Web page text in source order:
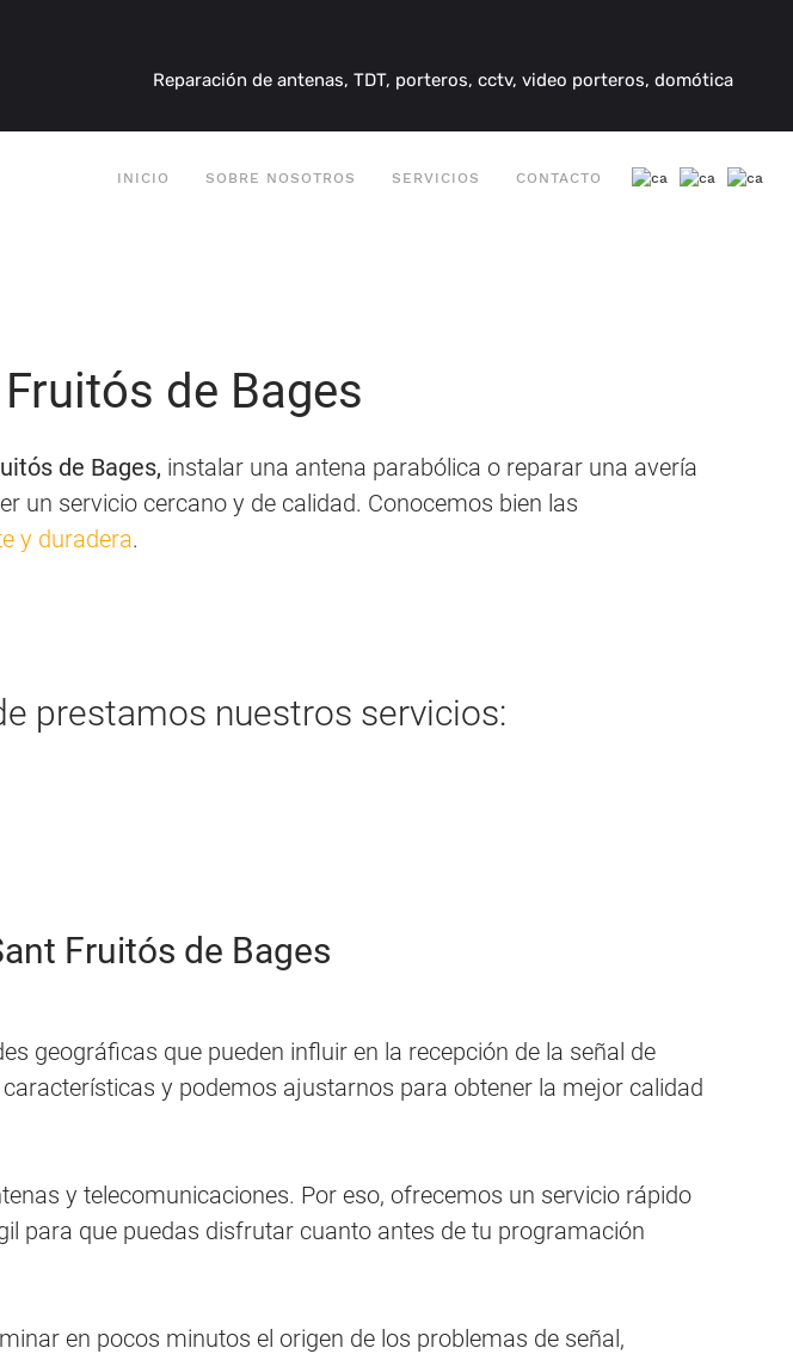
Reparación de antenas, TDT, porteros, cctv, video porteros, domótica
INICIO SOBRE NOSOTROS SERVICIOS CONTACTO
de Bages
de Bages, instalar una antena parabólica o reparar una avería
un servicio cercano y de calidad. Conocemos bien las
y duradera.
prestamos nuestros servicios:
Fruitós de Bages
geográficas que pueden influir en la recepción de la señal de
y podemos ajustarnos para obtener la mejor calidad
y telecomunicaciones. Por eso, ofrecemos un servicio rápido
para que puedas disfrutar cuanto antes de tu programación
en pocos minutos el origen de los problemas de señal,